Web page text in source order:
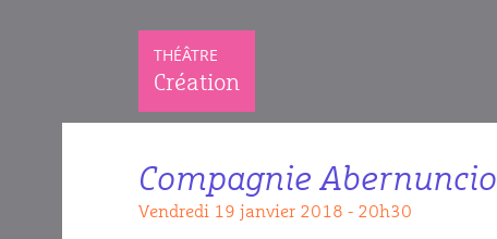
THÉÂTRE
Création
Compagnie Abernuncio
vendredi 19 janvier 2018 - 20h30